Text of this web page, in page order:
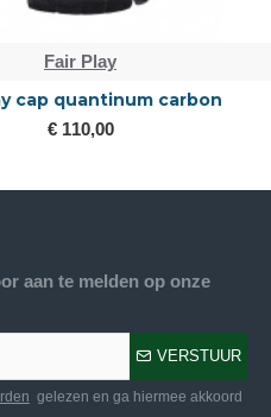
Fair Play
cap quantinum carbon
€ 110,00
aan te melden op onze
VERSTUUR
gelezen en ga hiermee akkoord